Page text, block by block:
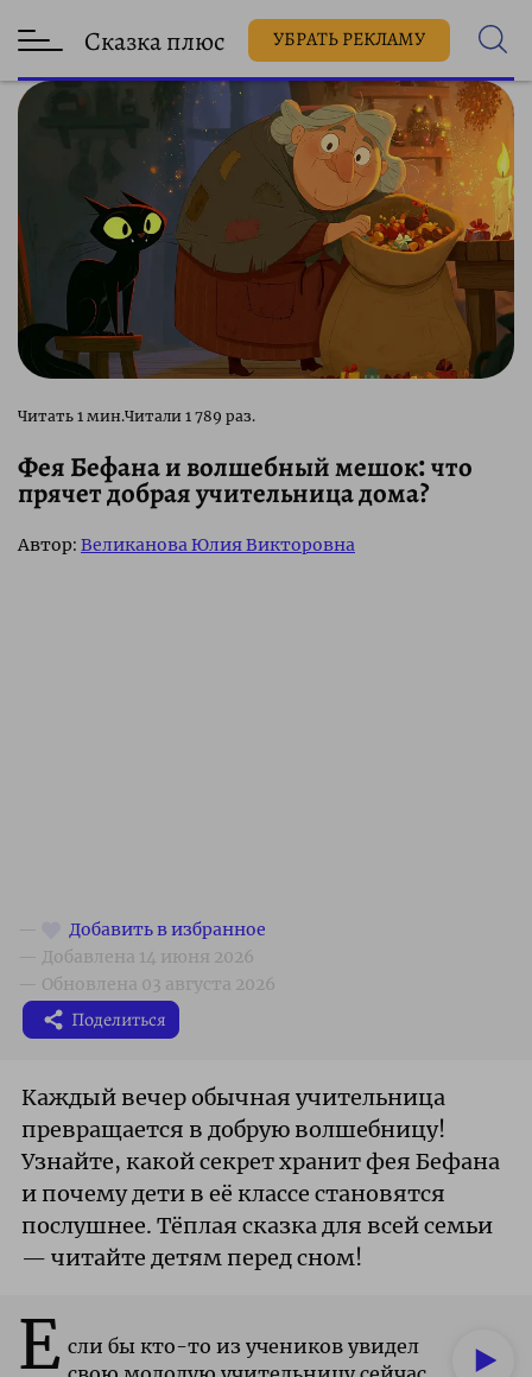
Сказка плюс УБРАТЬ РЕКЛАМУ
1 789 раз.
Фея Бефана и волшебный мешок: что
прячет добрая учительница дома?
Автор: Великанова Юлия Викторовна
Поделиться
Каждый вечер обычная учительница
превращается в добрую волшебницу!
Узнайте, какой секрет хранит фея Бефана
и почему дети в её классе становятся
послушнее. Тёплая сказка для всей семьи
— читайте детям перед сном!
Е сли бы кто-то из учеников увидел